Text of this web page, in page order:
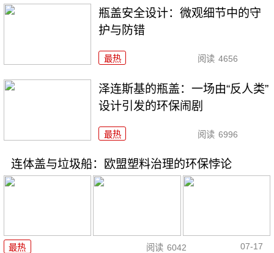
瓶盖安全设计：微观细节中的守
护与防错
最热 阅读 4656
泽连斯基的瓶盖：一场由“反人类”
设计引发的环保闹剧
最热 阅读 6996
连体盖与垃圾船：欧盟塑料治理的环保悖论
最热 阅读 6042 07-17